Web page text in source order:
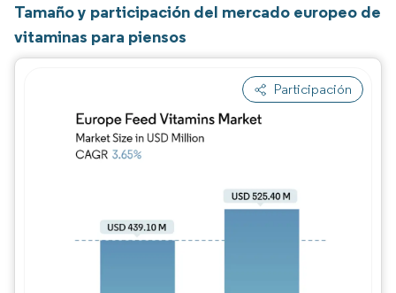
Tamaño y participación del mercado europeo de
vitaminas para piensos
Participación